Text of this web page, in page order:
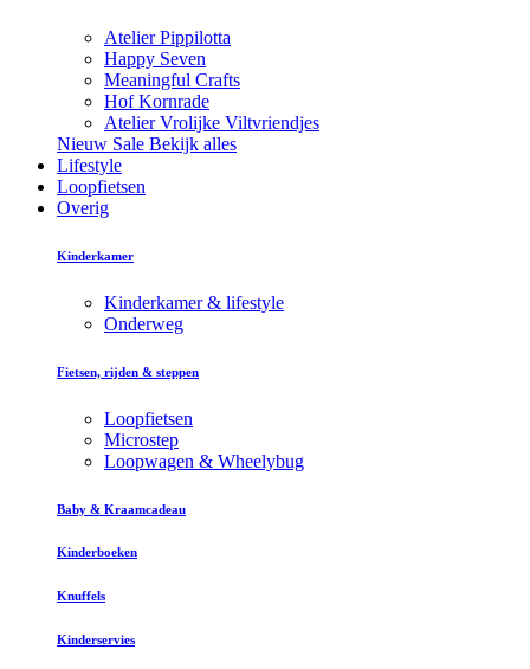
Atelier Pippilotta
Happy Seven
Meaningful Crafts
Hof Kornrade
Atelier Vrolijke Viltvriendjes
Nieuw Sale Bekijk alles
Lifestyle
Loopfietsen
Overig
Kinderkamer
Kinderkamer & lifestyle
Onderweg
Fietsen, rijden & steppen
Loopfietsen
Microstep
Loopwagen & Wheelybug
Baby & Kraamcadeau
Kinderboeken
Knuffels
Kinderservies